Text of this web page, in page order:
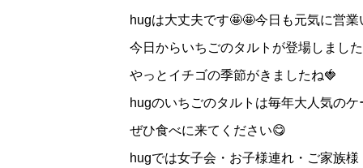
hugは大丈夫です🤩🤩今日も元気に営
今日からいちごのタルトが登場しまし
やっとイチゴの季節がきましたね🍓
hugのいちごのタルトは毎年大人気の
ぜひ食べに来てください😋
hugでは女子会・お子様連れ・ご家族